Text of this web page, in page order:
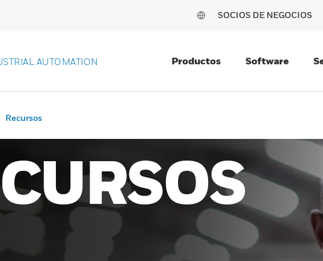
SOCIOS DE NEGOCIOS
AUTOMATION Productos Software
Recursos